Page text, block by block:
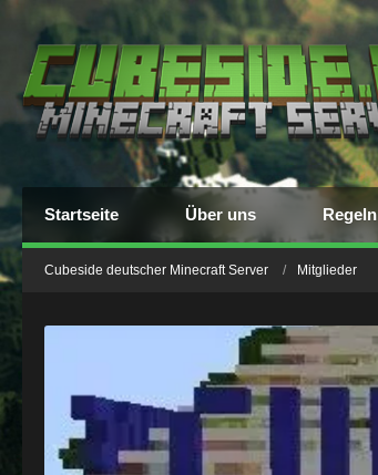
Startseite Über uns Regeln
Cubeside deutscher Minecraft Server Mitglieder